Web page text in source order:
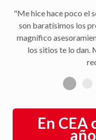
"Facilidad para la
del parte a la
En CEA